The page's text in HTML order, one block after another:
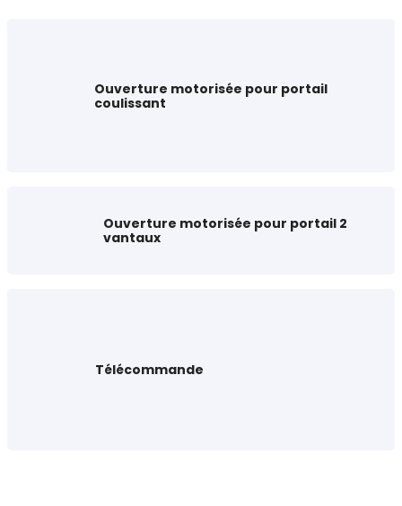
Ouverture motorisée pour portail
coulissant
Ouverture motorisée pour portail 2
vantaux
Télécommande